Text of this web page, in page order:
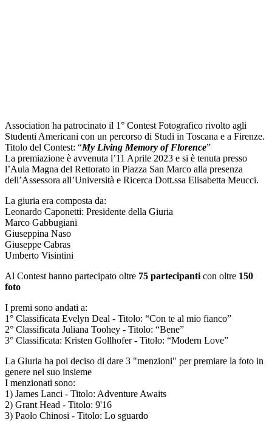
Association ha patrocinato il 1° Contest Fotografico rivolto agli
Studenti Americani con un percorso di Studi in Toscana e a Firenze.
Titolo del Contest: “My Living Memory of Florence”
La premiazione è avvenuta l’11 Aprile 2023 e si è tenuta presso
l’Aula Magna del Rettorato in Piazza San Marco alla presenza
dell’Assessora all’Università e Ricerca Dott.ssa Elisabetta Meucci.
La giuria era composta da:
Leonardo Caponetti: Presidente della Giuria
Marco Gabbugiani
Giuseppina Naso
Giuseppe Cabras
Umberto Visintini
Al Contest hanno partecipato oltre 75 partecipanti con oltre 150
foto
I premi sono andati a:
1° Classificata Evelyn Deal - Titolo: “Con te al mio fianco”
2° Classificata Juliana Toohey - Titolo: “Bene”
3° Classificata: Kristen Gollhofer - Titolo: “Modern Love”
La Giuria ha poi deciso di dare 3 "menzioni" per premiare la foto in
genere nel suo insieme
I menzionati sono:
1) James Lanci - Titolo: Adventure Awaits
2) Grant Head - Titolo: 9'16
3) Paolo Chinosi - Titolo: Lo sguardo